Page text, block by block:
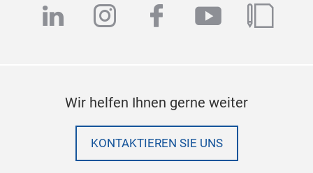
linkedininstagram
facebook
youtube
blog
Wir helfen Ihnen gerne weiter
KONTAKTIEREN SIE UNS